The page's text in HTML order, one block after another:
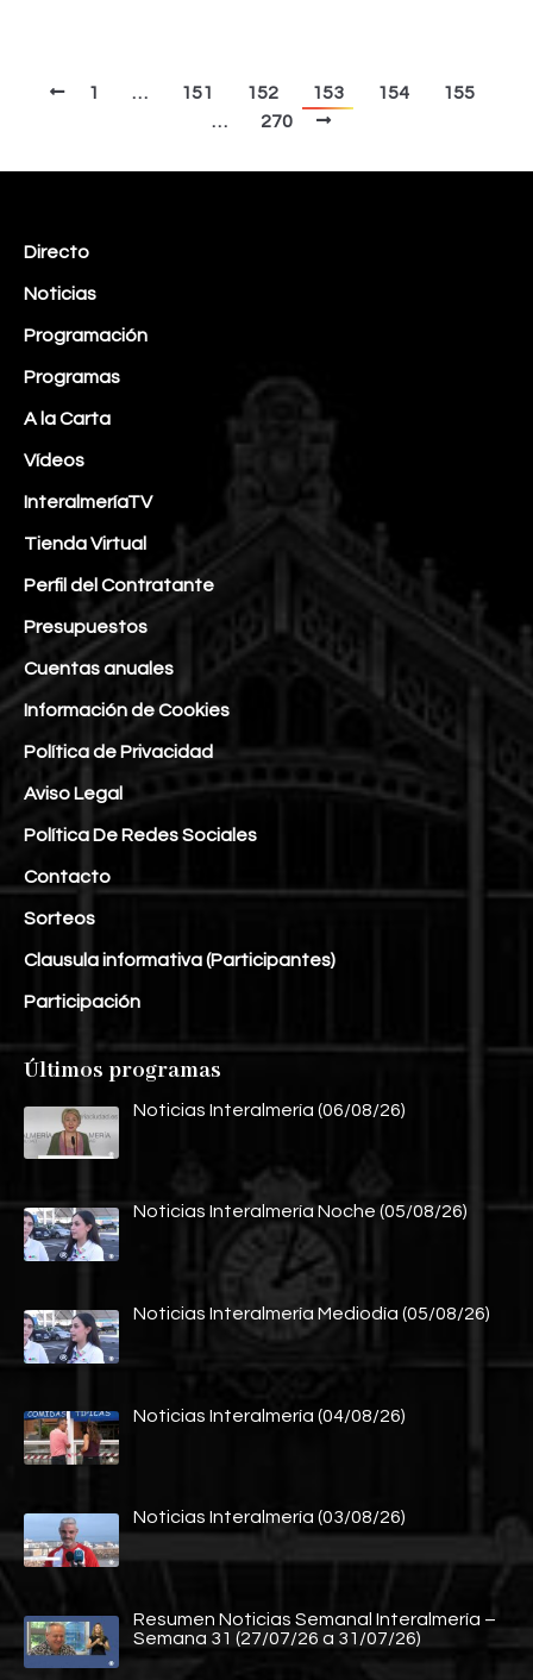
1 … 151 152 153 154
155
…
270
Directo
Noticias
Programación
Programas
A la Carta
Vídeos
InteralmeríaTV
Tienda Virtual
Perfil del Contratante
Presupuestos
Cuentas anuales
Información de Cookies
Política de Privacidad
Aviso Legal
Política De Redes Sociales
Contacto
Sorteos
Clausula informativa (Participantes)
Participación
Últimos programas
Noticias Interalmería (06/08/26)
Noticias Interalmería Noche (05/08/26)
Noticias Interalmería Mediodía (05/08/26)
Noticias Interalmería (04/08/26)
Noticias Interalmería (03/08/26)
Resumen Noticias Semanal Interalmería –
Semana 31 (27/07/26 a 31/07/26)